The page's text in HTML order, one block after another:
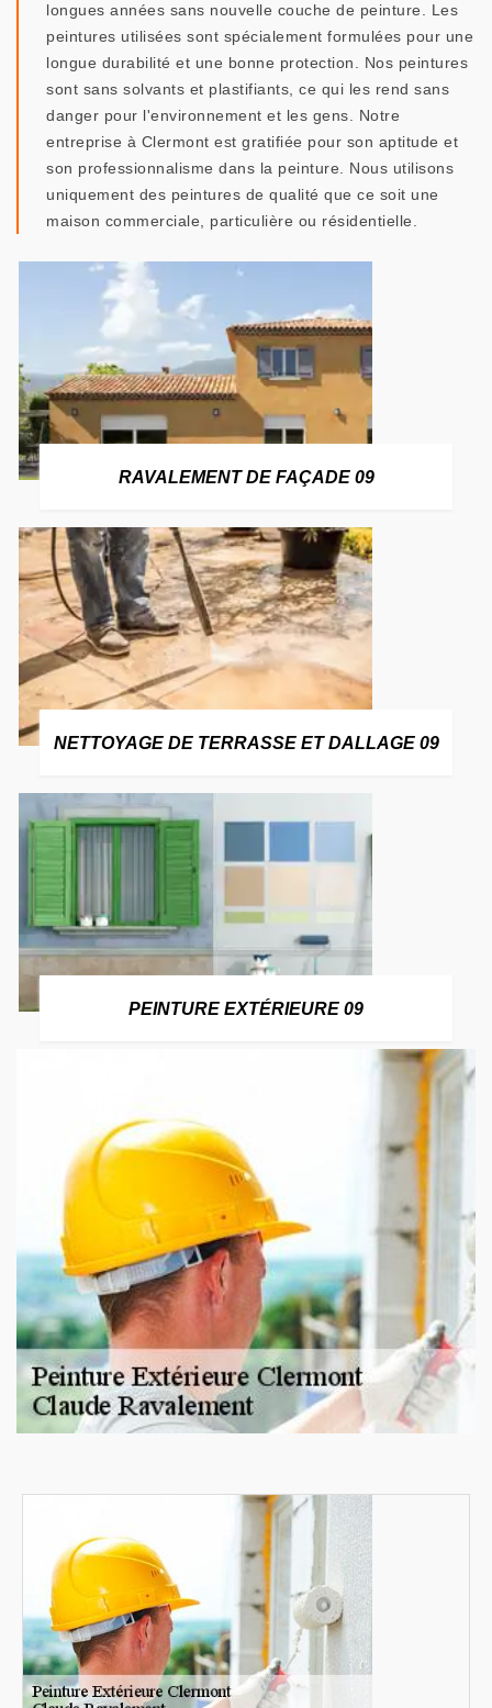
longues années sans nouvelle couche de peinture. Les
peintures utilisées sont spécialement formulées pour une
longue durabilité et une bonne protection. Nos peintures
sont sans solvants et plastifiants, ce qui les rend sans
danger pour l'environnement et les gens. Notre
entreprise à Clermont est gratifiée pour son aptitude et
son professionnalisme dans la peinture. Nous utilisons
uniquement des peintures de qualité que ce soit une
maison commerciale, particulière ou résidentielle.
RAVALEMENT DE FAÇADE 09
NETTOYAGE DE TERRASSE ET DALLAGE 09
PEINTURE EXTÉRIEURE 09